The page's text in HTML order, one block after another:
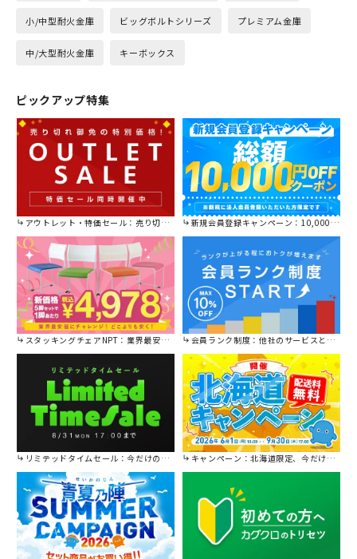
小/中型耐火金庫 ビッグボルトシリーズ プレミアム金庫
中/大型耐火金庫 キーボックス
ピックアップ特集
アウトレット・特価セール：売り切れ御免の特別価格！ 新規会員登録キャンペーン：10,000円OFFクーポン進呈中！
スタッキングチェアNPT：業界最安値に挑戦！ 会員ランク制度：他社のサービスと比較してください。
リミテッドタイムセール：今だけの限定セール。 キャンペーン：北海道限定、今だけ送料無料！